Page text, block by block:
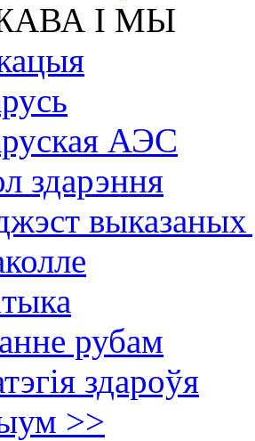
І МЫ
АЭС
здарэння
рубам
здароўя
>>